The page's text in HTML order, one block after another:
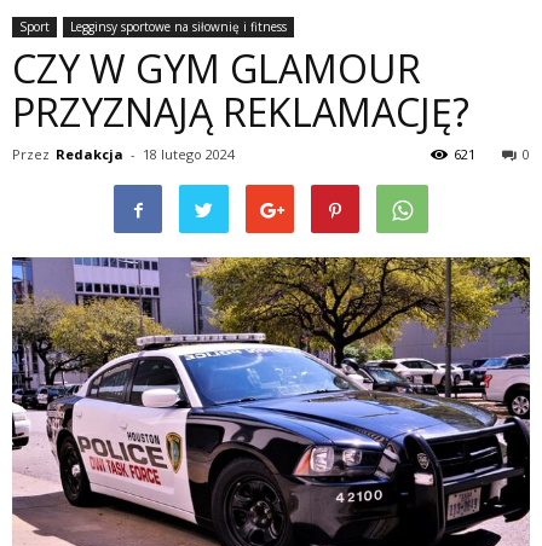
Sport Legginsy sportowe na siłownię i fitness
CZY W GYM GLAMOUR
PRZYZNAJĄ REKLAMACJĘ?
Przez Redakcja - 18 lutego 2024 0
621